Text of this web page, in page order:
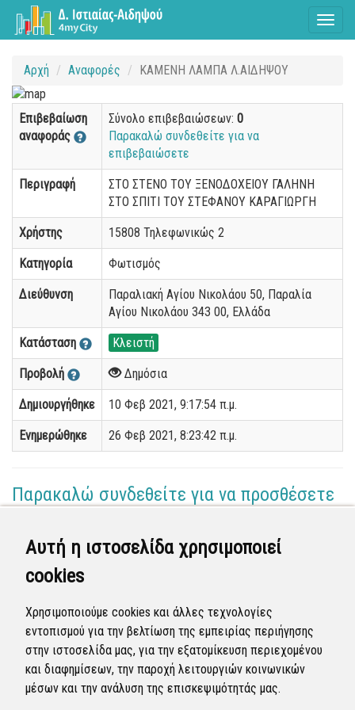
Αυτή η ιστοσελίδα χρησιμοποιεί
cookies
Χρησιμοποιούμε cookies και άλλες τεχνολογίες
εντοπισμού για την βελτίωση της εμπειρίας περιήγησης
στην ιστοσελίδα μας, για την εξατομίκευση περιεχομένου
και διαφημίσεων, την παροχή λειτουργιών κοινωνικών
μέσων και την ανάλυση της επισκεψιμότητάς μας.
Αρχή Αναφορές ΚΑΜΕΝΗ ΛΑΜΠΑ Λ.ΑΙΔΗΨΟΥ
Επιβεβαίωση
αναφοράς
Σύνολο επιβεβαιώσεων: 0
Παρακαλώ συνδεθείτε για να
επιβεβαιώσετε
Περιγραφή
ΣΤΟ ΣΤΕΝΟ ΤΟΥ ΞΕΝΟΔΟΧΕΙΟΥ ΓΑΛΗΝΗ
ΣΤΟ ΣΠΙΤΙ ΤΟΥ ΣΤΕΦΑΝΟΥ ΚΑΡΑΓΙΩΡΓΗ
Χρήστης 15808 Τηλεφωνικώς 2
Κατηγορία Φωτισμός
Διεύθυνση
Παραλιακή Αγίου Νικολάου 50, Παραλία
Αγίου Νικολάου 343 00, Ελλάδα
Κατάσταση Κλειστή
Προβολή Δημόσια
Δημιουργήθηκε 10 Φεβ 2021, 9:17:54 π.μ.
Ενημερώθηκε 26 Φεβ 2021, 8:23:42 π.μ.
Παρακαλώ συνδεθείτε για να προσθέσετε
(Επόπτης)
25 Φεβ 2021 - 18:56
Ολοκληρώθηκε η διεκπεραίωση της αναφοράς από
τον Δήμο.